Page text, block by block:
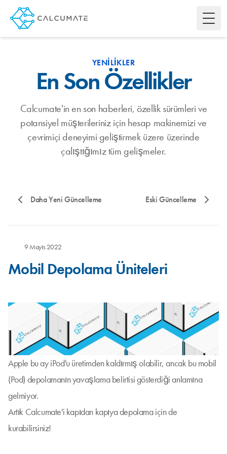
YENILIKLER
En Son Özellikler
Calcumate'in en son haberleri, özellik sürümleri ve
potansiyel müşterileriniz için hesap makinemizi ve
çevrimiçi deneyimi geliştirmek üzere üzerinde
çalıştığımız tüm gelişmeler.
Daha Yeni Güncelleme Eski Güncelleme
9 Mayıs 2022
Mobil Depolama Üniteleri
Apple bu ay iPod'u üretimden kaldırmış olabilir, ancak bu mobil
(Pod) depolamanın yavaşlama belirtisi gösterdiği anlamına
gelmiyor.
Artık Calcumate'i kapıdan kapıya depolama için de
kurabilirsiniz!